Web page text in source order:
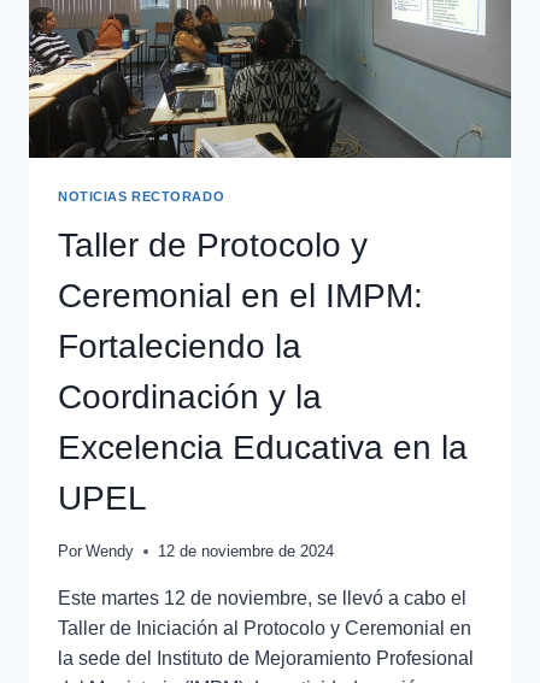
NOTICIAS RECTORADO
Taller de Protocolo y
Ceremonial en el IMPM:
Fortaleciendo la
Coordinación y la
Excelencia Educativa en la
UPEL
Por Wendy 12 de noviembre de 2024
Este martes 12 de noviembre, se llevó a cabo el
Taller de Iniciación al Protocolo y Ceremonial en
la sede del Instituto de Mejoramiento Profesional